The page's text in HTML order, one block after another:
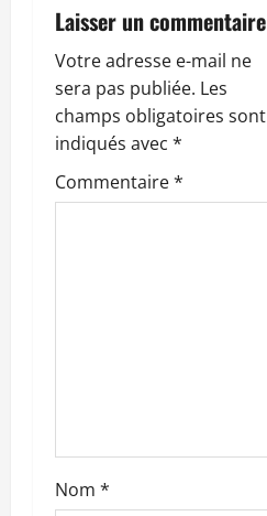
i
o
n
d
’
c
l
Laisser un commentaire
Votre adresse e-mail ne
sera pas publiée. Les
champs obligatoires sont
indiqués avec *
Commentaire*
Nom *